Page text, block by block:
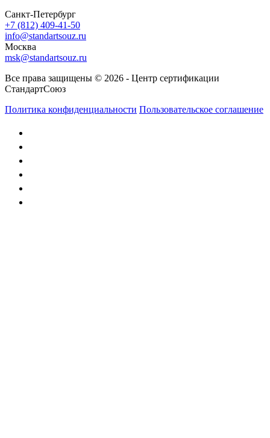
Санкт-Петербург
+7 (812) 409-41-50
info@standartsouz.ru
Москва
msk@standartsouz.ru
Все права защищены © 2026 - Центр сертификации
СтандартСоюз
Политика конфиденциальности Пользовательское соглашение